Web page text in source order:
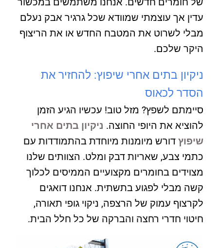
עדין אך עוצמתי שמוודא שכל גרגיר אבק נעלם
מבלי לשרוט את המטבח החדש או את הריצוף
היקר שלכם.
ניקיון בתים אחרי שיפוץ: להחזיר את
הסדר לכאוס
סיימתם לשפץ? מזל טוב! עכשיו הגיע הזמן
להוציא את היופי החוצה. ניקיון בתים אחרי
שיפוץ דורש מיומנות מיוחדת בהתמודדות עם
כתמי צבע, שאריות דבק ומלט. הצוותים שלנו
מצוידים בחומרים מקצועיים הממיסים לכלוך
קשה מבלי לפגוע בתשתית. אנחנו דואגים
לקרצוף עמוק של הרצפה, ניקוי גופי תאורה,
חיטוי חדרי רחצה והברקה של כל חלל הבית.